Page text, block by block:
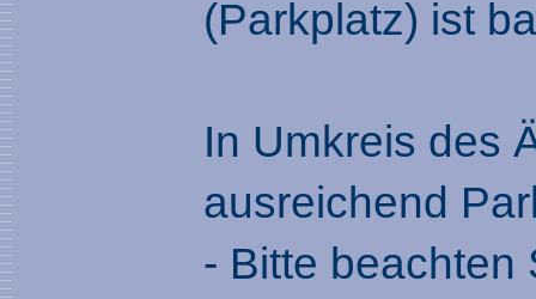
(Parkplatz) ist
In Umkreis des
ausreichend
- Bitte beachten